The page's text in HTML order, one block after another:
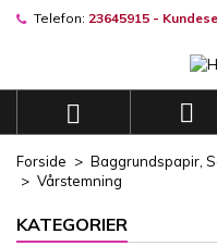
Telefon: 23645915 -
 
Forside Baggrundspapir,
Vårstemning
KATEGORIER
((confirmMessage))
((label))
Du skal være logget
ønskeliste.